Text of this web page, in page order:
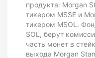
продукта: Morgan
тикером MSSE и
тикером MSOL.
SOL, берут
часть монет в
выхода Morgan